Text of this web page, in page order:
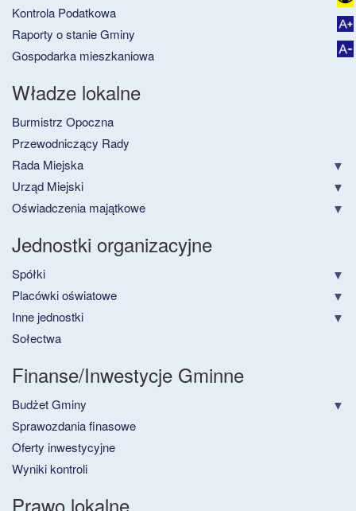
Kontrola Podatkowa
Raporty o stanie Gminy
Gospodarka mieszkaniowa
Władze lokalne
Burmistrz Opoczna
Przewodniczący Rady
Rada Miejska
Urząd Miejski
Oświadczenia majątkowe
Jednostki organizacyjne
Spółki
Placówki oświatowe
Inne jednostki
Sołectwa
Finanse/Inwestycje Gminne
Budżet Gminy
Sprawozdania finasowe
Oferty inwestycyjne
Wyniki kontroli
Prawo lokalne